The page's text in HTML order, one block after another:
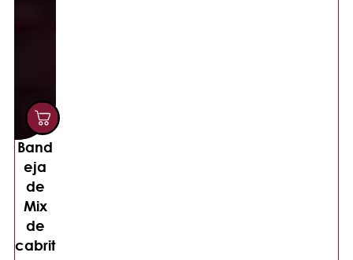
Band
eja
de
Mix
de
cabrit